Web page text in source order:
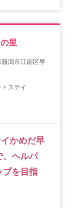
里
新潟市江南区早
トステイ
かめだ早
、ヘルパ
プを目指